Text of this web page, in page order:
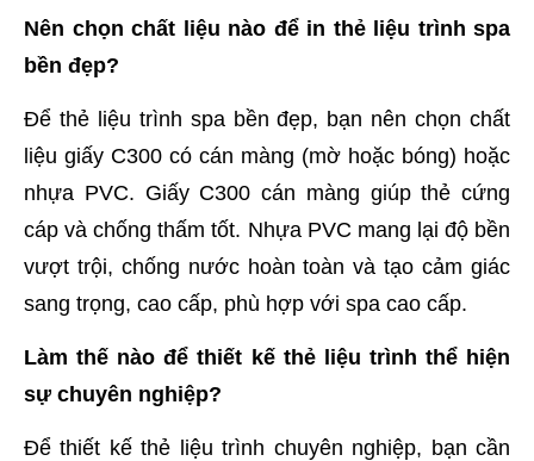
Nên chọn chất liệu nào để in thẻ liệu trình spa
bền đẹp?
Để thẻ liệu trình spa bền đẹp, bạn nên chọn chất
liệu giấy C300 có cán màng (mờ hoặc bóng) hoặc
nhựa PVC. Giấy C300 cán màng giúp thẻ cứng
cáp và chống thấm tốt. Nhựa PVC mang lại độ bền
vượt trội, chống nước hoàn toàn và tạo cảm giác
sang trọng, cao cấp, phù hợp với spa cao cấp.
Làm thế nào để thiết kế thẻ liệu trình thể hiện
sự chuyên nghiệp?
Để thiết kế thẻ liệu trình chuyên nghiệp, bạn cần